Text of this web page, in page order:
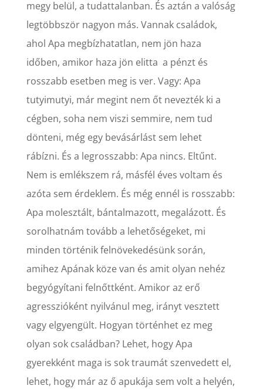
megy belül, a tudattalanban. És aztán a valóság
legtöbbször nagyon más. Vannak családok,
ahol Apa megbízhatatlan, nem jön haza
időben, amikor haza jön elitta a pénzt és
rosszabb esetben meg is ver. Vagy: Apa
tutyimutyi, már megint nem őt nevezték ki a
cégben, soha nem viszi semmire, nem tud
dönteni, még egy bevásárlást sem lehet
rábízni. És a legrosszabb: Apa nincs. Eltűnt.
Nem is emlékszem rá, másfél éves voltam és
azóta sem érdeklem. És még ennél is rosszabb:
Apa molesztált, bántalmazott, megalázott. És
sorolhatnám tovább a lehetőségeket, mi
minden történik felnövekedésünk során,
amihez Apának köze van és amit olyan nehéz
begyógyítani felnőttként. Amikor az erő
agresszióként nyilvánul meg, irányt vesztett
vagy elgyengült. Hogyan történhet ez meg
olyan sok családban? Lehet, hogy Apa
gyerekként maga is sok traumát szenvedett el,
lehet, hogy már az ő apukája sem volt a helyén,